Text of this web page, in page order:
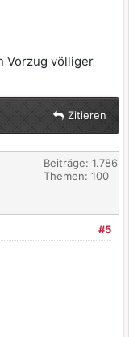
Vorzug völliger
Zitieren
Beiträge: 1.786
Themen: 100
#5